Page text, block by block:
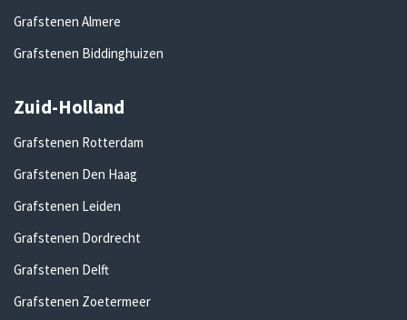
Grafstenen Almere
Grafstenen Biddinghuizen
Zuid-Holland
Grafstenen Rotterdam
Grafstenen Den Haag
Grafstenen Leiden
Grafstenen Dordrecht
Grafstenen Delft
Grafstenen Zoetermeer